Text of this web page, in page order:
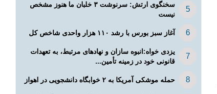
سخنگوی ارتش: سرنوشت ۳ خلبان ما هنوز مشخص
نیست
آغاز سبز بورس با رشد ۱۱۰ هزار واحدی شاخص کل
یزدی خواه:انبوه سازان و نهادهای مرتبط، به تعهدات
قانونی خود در زمینه تأمین...
حمله موشکی آمریکا به ۲ خوابگاه دانشجویی در اهواز